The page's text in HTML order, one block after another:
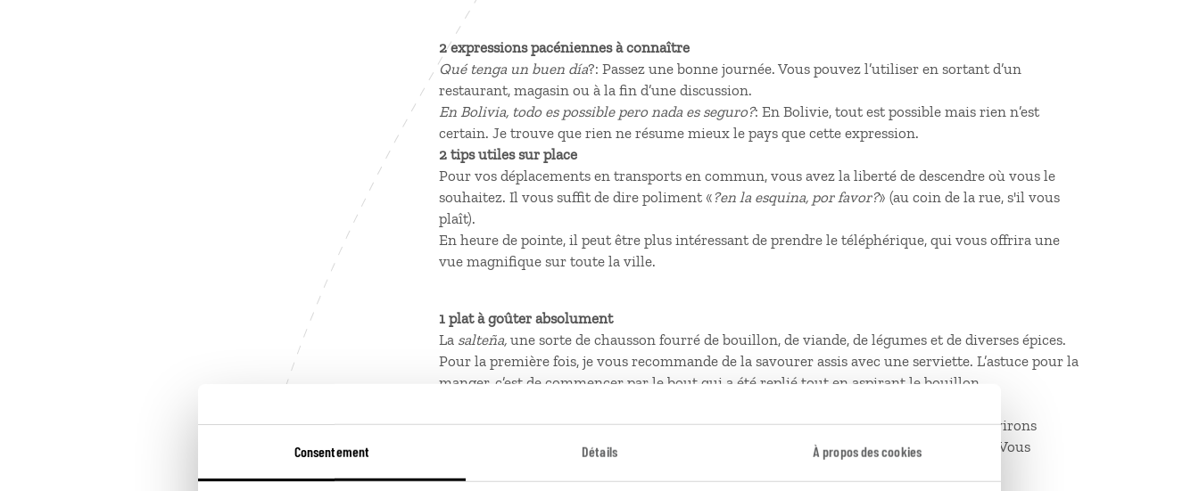
Consentement Détails À propos des cookies
2 expressions pacéniennes à connaître
Qué tenga un buen día?: Passez une bonne journée. Vous pouvez l’utiliser en sortant d’un
restaurant, magasin ou à la fin d’une discussion.
En Bolivia, todo es possible pero nada es seguro?: En Bolivie, tout est possible mais rien n’est
certain. Je trouve que rien ne résume mieux le pays que cette expression.
2 tips utiles sur place
Pour vos déplacements en transports en commun, vous avez la liberté de descendre où vous le
souhaitez. Il vous suffit de dire poliment « ?en la esquina, por favor?» (au coin de la rue, s'il vous
plaît).
En heure de pointe, il peut être plus intéressant de prendre le téléphérique, qui vous offrira une
vue magnifique sur toute la ville.
1 plat à goûter absolument
La salteña, une sorte de chausson fourré de bouillon, de viande, de légumes et de diverses épices.
Pour la première fois, je vous recommande de la savourer assis avec une serviette. L’astuce pour la
manger, c’est de commencer par le bout qui a été replié tout en aspirant le bouillon.
Se balader autour de la rue Max Paredes. Peu connue des touristes, cette rue et ses environs
plongent dans l'atmosphère authentique et vibrante de la vie quotidienne bolivienne. Vous